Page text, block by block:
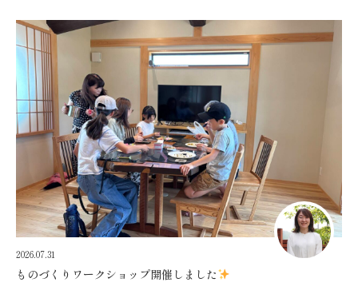
2026.07.31
ものづくりワークショップ開催しました